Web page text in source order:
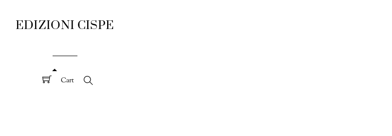
EDIZIONI CISPE
Cart